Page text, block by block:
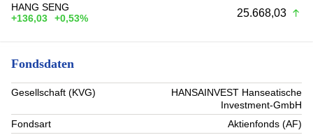
HANG SENG
+136,03
+0,53% 25.668,03
Fondsdaten
Gesellschaft (KVG)
HANSAINVEST Hanseatische
Investment-GmbH
Fondsart
Aktienfonds (AF)